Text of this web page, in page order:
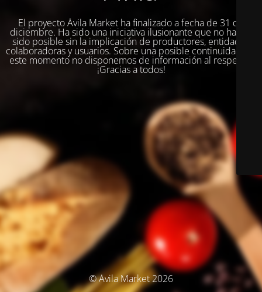
El proyecto Ávila Market ha finalizado a fecha de 31 de
diciembre. Ha sido una iniciativa ilusionante que no habría
sido posible sin la implicación de productores, entidades
colaboradoras y usuarios. Sobre una posible continuidad, en
este momento no disponemos de información al respecto.
¡Gracias a todos!
© Ávila Market 2026